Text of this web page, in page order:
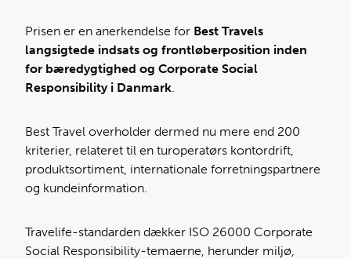
Prisen er en anerkendelse for Best Travels
langsigtede indsats og frontløberposition inden
for bæredygtighed og Corporate Social
Responsibility i Danmark.
Best Travel overholder dermed nu mere end 200
kriterier, relateret til en turoperatørs kontordrift,
produktsortiment, internationale forretningspartnere
og kundeinformation.
Travelife-standarden dækker ISO 26000 Corporate
Social Responsibility-temaerne, herunder miljø,